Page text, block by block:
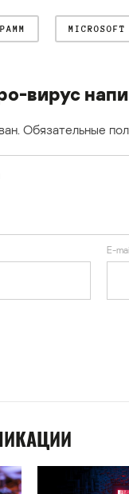
MICROSOFT
вирус
Обязательные
E-